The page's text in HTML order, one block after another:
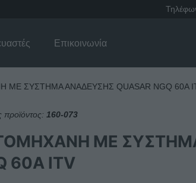
Επικοινωνία
ΜΕ ΣΥΣΤΗΜΑ ΑΝΑΔΕΥΣΗΣ QUASAR NGQ 60A
προϊόντος: 160-073
ΜΕ
60A ITV